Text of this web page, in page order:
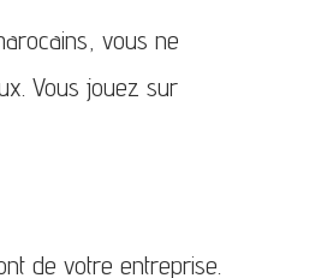
vous ne
Vous jouez sur
de votre entreprise.